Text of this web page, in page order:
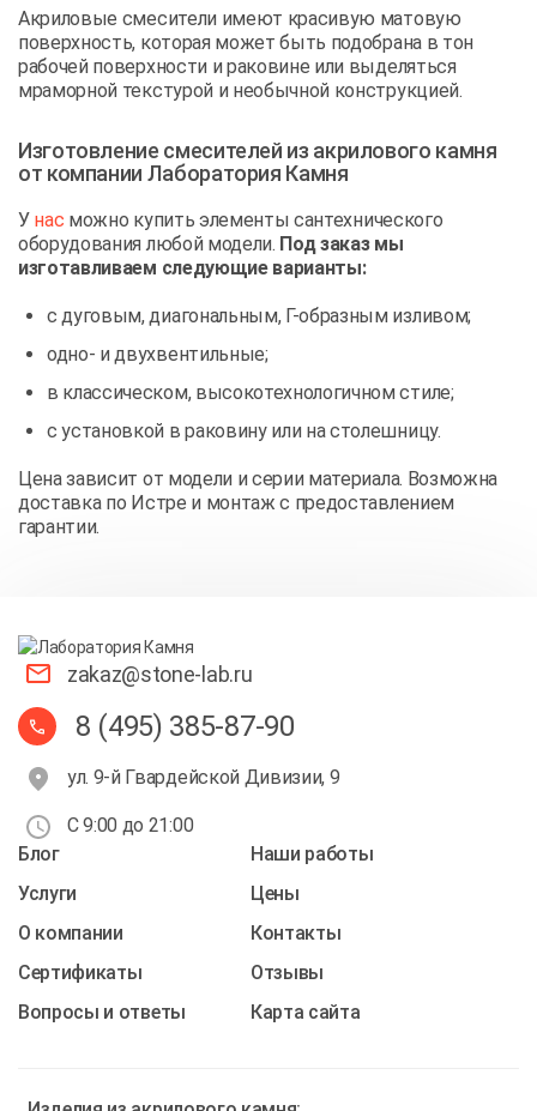
Акриловые смесители имеют красивую матовую
поверхность, которая может быть подобрана в тон
рабочей поверхности и раковине или выделяться
мраморной текстурой и необычной конструкцией.
Изготовление смесителей из акрилового камня
от компании Лаборатория Камня
У нас можно купить элементы сантехнического
оборудования любой модели. Под заказ мы
изготавливаем следующие варианты:
с дуговым, диагональным, Г-образным изливом;
одно- и двухвентильные;
в классическом, высокотехнологичном стиле;
с установкой в раковину или на столешницу.
Цена зависит от модели и серии материала. Возможна
доставка по Истре и монтаж с предоставлением
гарантии.
zakaz@stone-lab.ru
8 (495) 385-87-90
ул. 9-й Гвардейской Дивизии, 9
С 9:00 до 21:00
Блог
Наши работы
Услуги
Цены
О компании
Контакты
Cертификаты
Отзывы
Вопросы и ответы
Карта сайта